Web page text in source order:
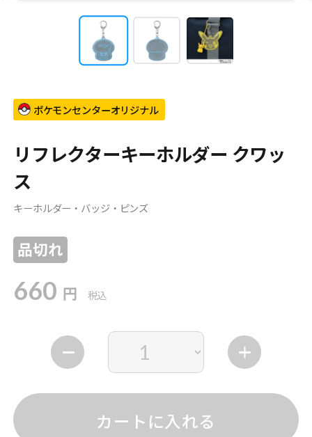
ポケモンセンターオリジナル
リフレクターキーホルダー クワッ
ス
キーホルダー・バッジ・ピンズ
品切れ
660 円 税込
カートに入れる